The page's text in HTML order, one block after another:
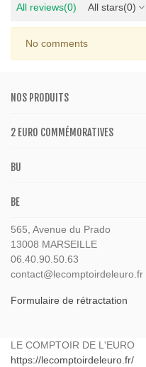
All reviews(0) All stars(0)
No comments
NOS PRODUITS
2 EURO COMMÉMORATIVES
BU
BE
565, Avenue du Prado
13008 MARSEILLE
06.40.90.50.63
contact@lecomptoirdeleuro.fr
Formulaire de rétractation
LE COMPTOIR DE L'EURO
https://lecomptoirdeleuro.fr/